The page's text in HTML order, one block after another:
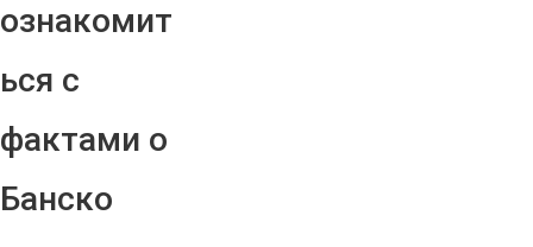
ознакомит
ься с
фактами о
Банско